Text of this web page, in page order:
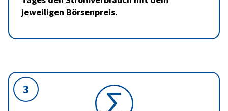
jeweiligen Börsenpreis.
3